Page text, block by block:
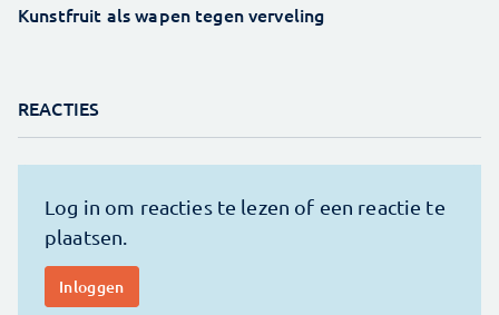
Kunstfruit als wapen tegen verveling
REACTIES